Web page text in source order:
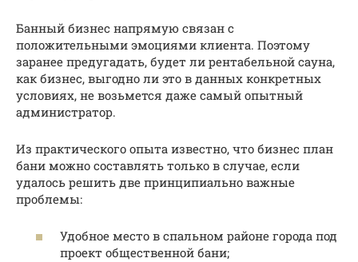
Банный бизнес напрямую связан с
положительными эмоциями клиента. Поэтому
заранее предугадать, будет ли рентабельной сауна,
как бизнес, выгодно ли это в данных конкретных
условиях, не возьмется даже самый опытный
администратор.
Из практического опыта известно, что бизнес план
бани можно составлять только в случае, если
удалось решить две принципиально важные
проблемы:
Удобное место в спальном районе города под
проект общественной бани;